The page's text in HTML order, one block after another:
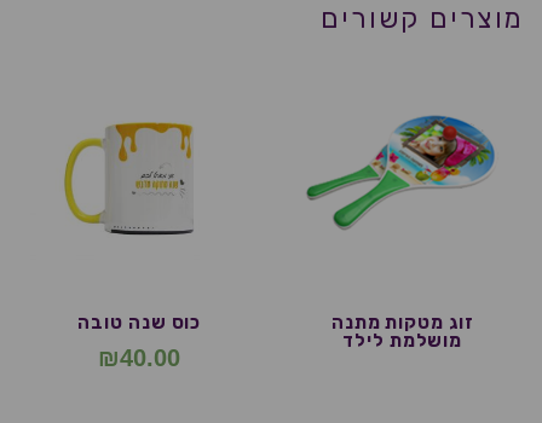
מוצרים קשורים
זוג מטקות מתנה
מושלמת לילד
כוס שנה טובה
₪40.00